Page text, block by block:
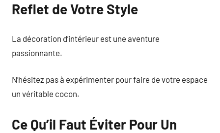
Reflet de Votre Style
La décoration d’intérieur est une aventure
passionnante.
N’hésitez pas à expérimenter pour faire de votre espace
un véritable cocon.
Ce Qu’il Faut Éviter Pour Un